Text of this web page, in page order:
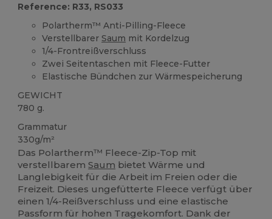
Reference: R33, RS033
Polartherm™ Anti-Pilling-Fleece
VerstellbarerSaum mit Kordelzug
1/4-Frontreißverschluss
Zwei Seitentaschen mit Fleece-Futter
Elastische Bündchen zur Wärmespeicherung
GEWICHT
780 g.
Grammatur
330g/m²
Das Polartherm™ Fleece-Zip-Top mit
verstellbaremSaum bietet Wärme und
Langlebigkeit für die Arbeit im Freien oder die
Freizeit. Dieses ungefütterte Fleece verfügt über
einen 1/4-Reißverschluss und eine elastische
Passform für hohen Tragekomfort. Dank der